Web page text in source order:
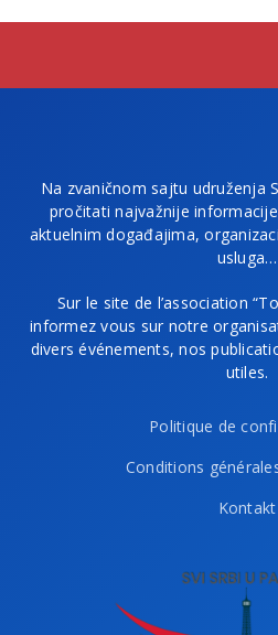
Na zvaničnom sajtu udruženja
pročitati najvažnije
aktuelnim događajima,
usluga…
Sur le site de l’association
informez vous sur notre
divers événements, nos
utiles.
Politique de
Conditions
Kontakt